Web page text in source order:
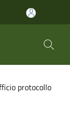
protocollo